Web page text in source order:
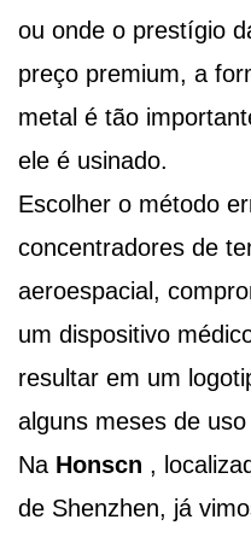
ou onde o prestígio
preço premium, a
metal é tão
ele é usinado.
Escolher o método
concentradores de
aeroespacial,
um dispositivo
resultar em um
alguns meses de
Na Honscn ,
de Shenzhen, já